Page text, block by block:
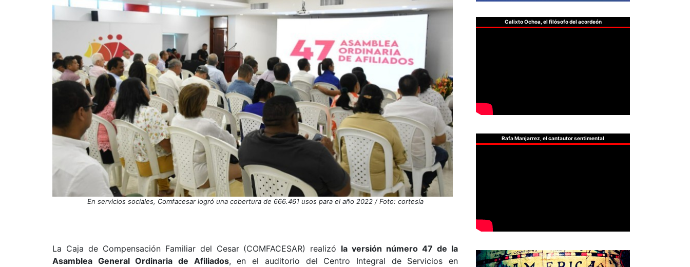
En servicios sociales, Comfacesar logró una cobertura de 666.461 usos para el año 2022 / Foto: cortesía
La Caja de Compensación Familiar del Cesar (COMFACESAR) realizó la versión número 47 de la
Asamblea General Ordinaria de Afiliados, en el auditorio del Centro Integral de Servicios en
Calixto Ochoa, el filósofo del acordeón
Rafa Manjarrez, el cantautor sentimental